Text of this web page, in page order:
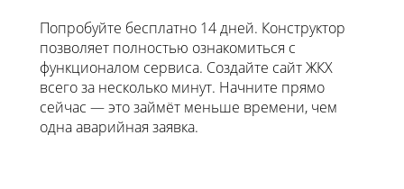
Попробуйте бесплатно 14 дней. Конструктор
позволяет полностью ознакомиться с
функционалом сервиса. Создайте сайт ЖКХ
всего за несколько минут. Начните прямо
сейчас — это займёт меньше времени, чем
одна аварийная заявка.